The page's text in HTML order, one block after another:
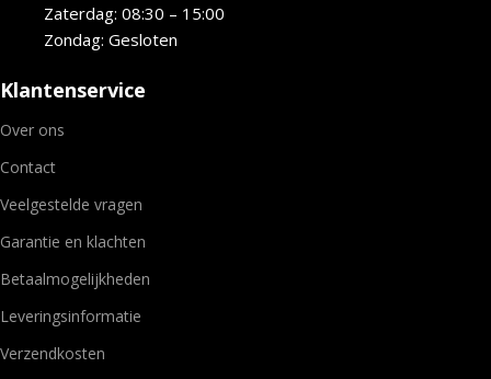
Zaterdag: 08:30 – 15:00
Zondag: Gesloten
Klantenservice
Over ons
Contact
Veelgestelde vragen
Garantie en klachten
Betaalmogelijkheden
Leveringsinformatie
Verzendkosten